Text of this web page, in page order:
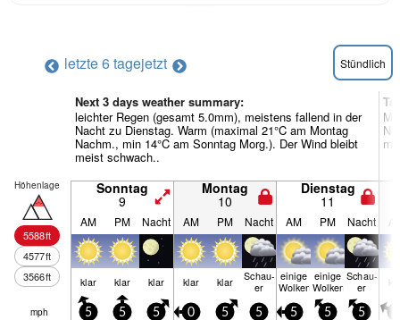
letzte 6 tagejetzt Stündlich
Next 3 days weather summary:
leichter Regen (gesamt 5.0mm), meistens fallend in der
Nacht zu Dienstag. Warm (maximal 21°C am Montag
Nachm., min 14°C am Sonntag Morg.). Der Wind bleibt
meist schwach..
Höhenlage
5588ft
4577ft
3566ft
Sonntag
9
Montag
10
Dienstag
11
AM PM Nacht AM PM Nacht AM PM Nacht
klar klar klar klar klar Schau­
er
einige
Wolken
einige
Wolken
Schau­
er
mph 5 5 5 0 5 5 5 5 5